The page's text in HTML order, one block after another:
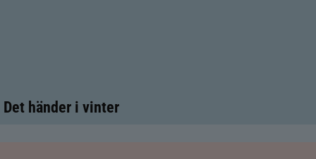
Det händer i vinter